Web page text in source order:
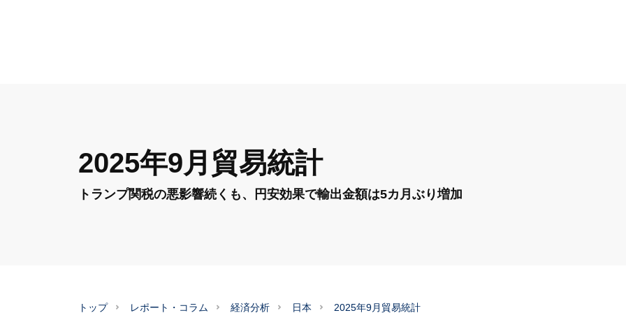
2025年9月貿易統計
トランプ関税の悪影響続くも、円安効果で輸出金額は5カ月ぶり増加
トップ レポート・コラム 経済分析 日本 2025年9月貿易統計